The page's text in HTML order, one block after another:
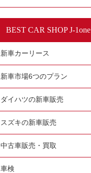
BEST CAR SHOP J-1one
新車カーリース
新車市場6つのプラン
ダイハツの新車販売
スズキの新車販売
中古車販売・買取
車検